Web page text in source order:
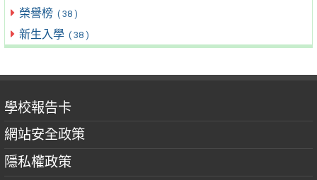
榮譽榜 ( 38 )
新生入學 ( 38 )
學校報告卡
網站安全政策
隱私權政策